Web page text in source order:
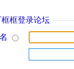
框登录论坛